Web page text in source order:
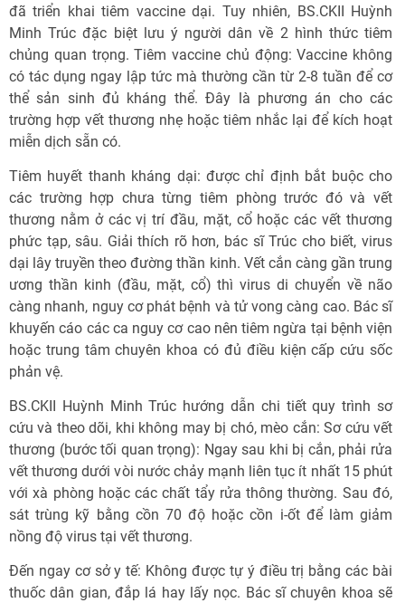
đã triển khai tiêm vaccine dại. Tuy nhiên, BS.CKII Huỳnh
Minh Trúc đặc biệt lưu ý người dân về 2 hình thức tiêm
chủng quan trọng. Tiêm vaccine chủ động: Vaccine không
có tác dụng ngay lập tức mà thường cần từ 2-8 tuần để cơ
thể sản sinh đủ kháng thể. Đây là phương án cho các
trường hợp vết thương nhẹ hoặc tiêm nhắc lại để kích hoạt
miễn dịch sẵn có.
Tiêm huyết thanh kháng dại: được chỉ định bắt buộc cho
các trường hợp chưa từng tiêm phòng trước đó và vết
thương nằm ở các vị trí đầu, mặt, cổ hoặc các vết thương
phức tạp, sâu. Giải thích rõ hơn, bác sĩ Trúc cho biết, virus
dại lây truyền theo đường thần kinh. Vết cắn càng gần trung
ương thần kinh (đầu, mặt, cổ) thì virus di chuyển về não
càng nhanh, nguy cơ phát bệnh và tử vong càng cao. Bác sĩ
khuyến cáo các ca nguy cơ cao nên tiêm ngừa tại bệnh viện
hoặc trung tâm chuyên khoa có đủ điều kiện cấp cứu sốc
phản vệ.
BS.CKII Huỳnh Minh Trúc hướng dẫn chi tiết quy trình sơ
cứu và theo dõi, khi không may bị chó, mèo cắn: Sơ cứu vết
thương (bước tối quan trọng): Ngay sau khi bị cắn, phải rửa
vết thương dưới vòi nước chảy mạnh liên tục ít nhất 15 phút
với xà phòng hoặc các chất tẩy rửa thông thường. Sau đó,
sát trùng kỹ bằng cồn 70 độ hoặc cồn i-ốt để làm giảm
nồng độ virus tại vết thương.
Đến ngay cơ sở y tế: Không được tự ý điều trị bằng các bài
thuốc dân gian, đắp lá hay lấy nọc. Bác sĩ chuyên khoa sẽ